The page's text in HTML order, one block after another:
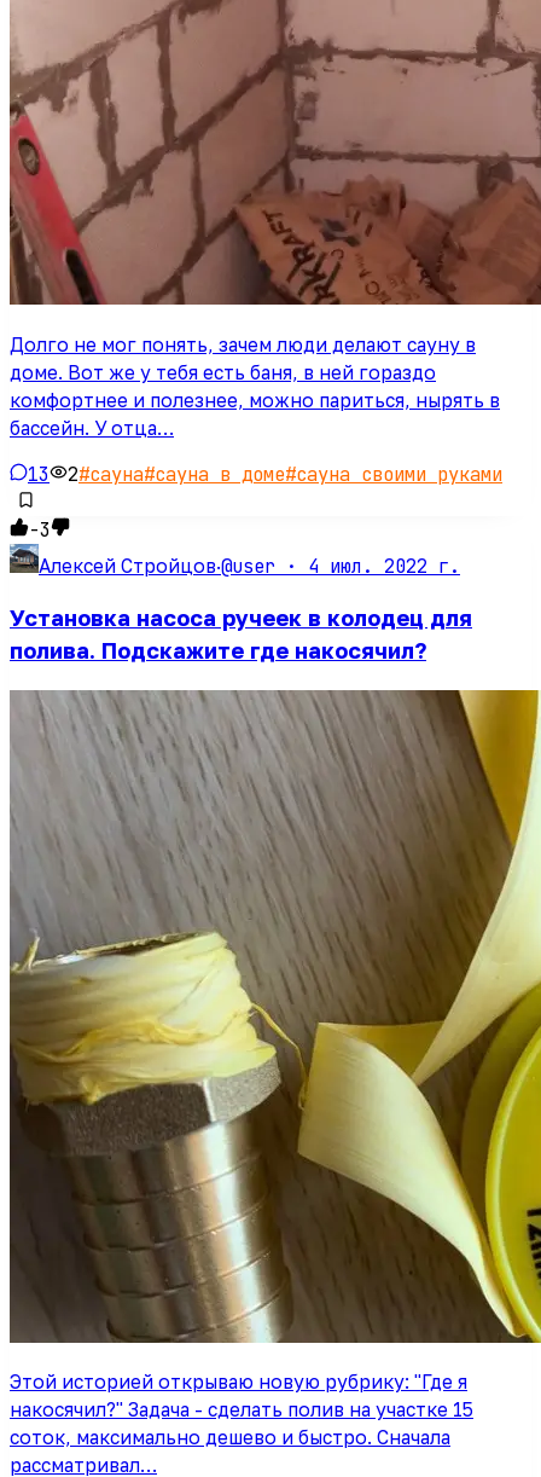
Долго не мог понять, зачем люди делают сауну в
доме. Вот же у тебя есть баня, в ней гораздо
комфортнее и полезнее, можно париться, нырять в
бассейн. У отца…
13 2#сауна#сауна в доме#сауна своими руками
-3
Алексей Стройцов·@user · 4 июл. 2022 г.
Установка насоса ручеек в колодец для
полива. Подскажите где накосячил?
Этой историей открываю новую рубрику: "Где я
накосячил?" Задача - сделать полив на участке 15
соток, максимально дешево и быстро. Сначала
рассматривал…